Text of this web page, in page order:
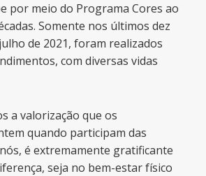
por meio do Programa Cores ao
Somente nos últimos dez
de 2021, foram realizados
com diversas vidas
a valorização que os
quando participam das
é extremamente gratificante
seja no bem-estar físico